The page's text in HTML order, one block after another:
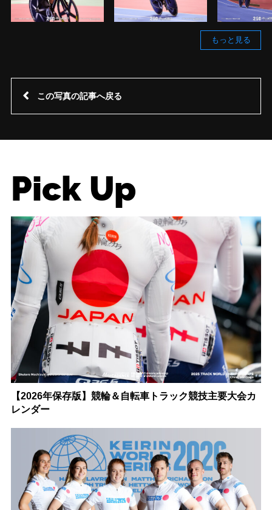
もっと見る
この写真の記事へ戻る
Pick Up
【2026年保存版】競輪＆自転車トラック競技主要大会カ
レンダー